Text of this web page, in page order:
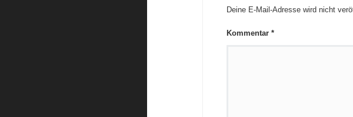
Deine E-Mail-Adresse wird nicht
Kommentar *